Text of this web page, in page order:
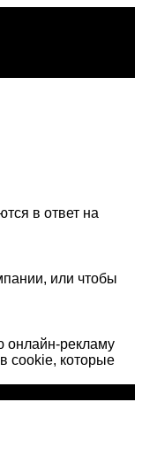
в ответ на
или чтобы
онлайн-рекламу
cookie, которые